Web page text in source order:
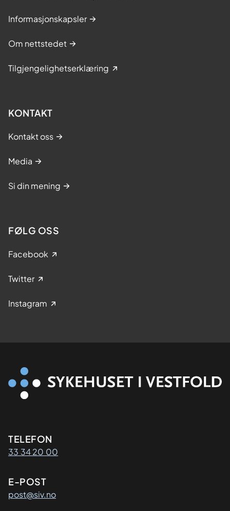
Informasjonskapsler
Om nettstedet
Tilgjengelighetserklæring
KONTAKT
Kontakt oss
Media
Si din mening
FØLG OSS
Facebook
Twitter
Instagram
Kontaktinformasjon
TELEFON
33 34 20 00
E-POST
post@siv.no